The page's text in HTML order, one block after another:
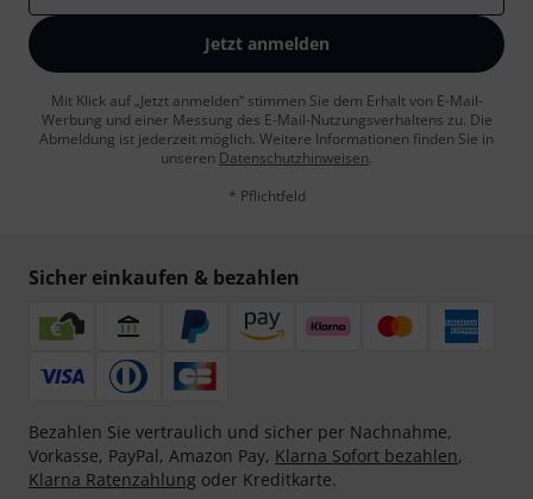
Jetzt anmelden
Mit Klick auf „Jetzt anmelden“ stimmen Sie dem Erhalt von E-Mail-
Werbung und einer Messung des E-Mail-Nutzungsverhaltens zu. Die
Abmeldung ist jederzeit möglich. Weitere Informationen finden Sie in
unseren Datenschutzhinweisen.
* Pflichtfeld
Sicher einkaufen & bezahlen
Bezahlen Sie vertraulich und sicher per Nachnahme,
Vorkasse, PayPal, Amazon Pay, Klarna Sofort bezahlen,
Klarna Ratenzahlung oder Kreditkarte.